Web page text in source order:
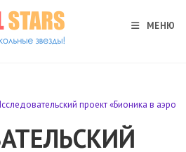
МЕНЮ
проект «Бионика в